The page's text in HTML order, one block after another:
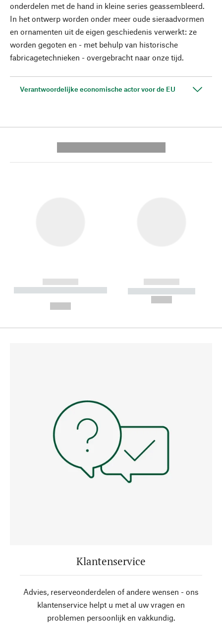
onderdelen met de hand in kleine series geassembleerd.
In het ontwerp worden onder meer oude sieraadvormen
en ornamenten uit de eigen geschiedenis verwerkt: ze
worden gegoten en - met behulp van historische
fabricagetechnieken - overgebracht naar onze tijd.
Verantwoordelijke economische actor voor de EU
------------
----------- ----------- --------
------------
----------- -----------
Klantenservice
Advies, reserveonderdelen of andere wensen - ons
klantenservice helpt u met al uw vragen en
problemen persoonlijk en vakkundig.